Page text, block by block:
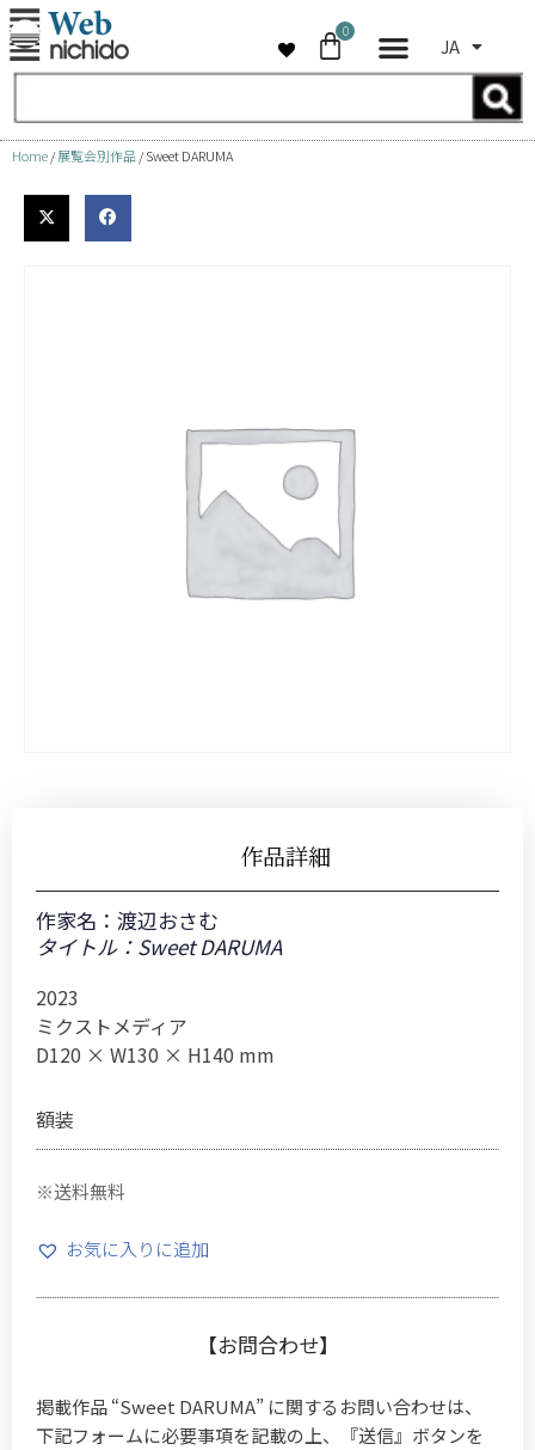
コ
テ
ン
ス
0
JA
Home/展覧会別作品 / Sweet DARUMA
作品詳細
作家名： 渡辺おさむ
タイトル：Sweet DARUMA
2023
ミクストメディア
D120 × W130 × H140 mm
額装
※送料無料
お気に入りに追加
【お問合わせ】
掲載作品 “Sweet DARUMA” に関するお問い合わせは、
下記フォームに必要事項を記載の上、『送信』ボタンを